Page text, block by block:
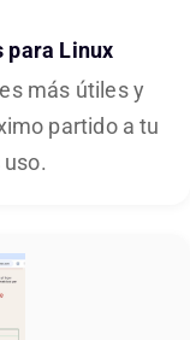
para Linux
más útiles y
partido a tu